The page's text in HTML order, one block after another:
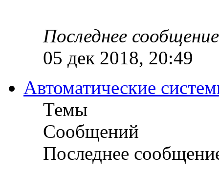
Последнее сообщение
05 дек 2018, 20:49
Автоматические
Темы
Сообщений
Последнее